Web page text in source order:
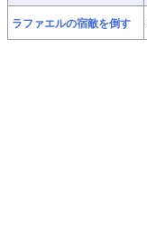
ラファエルの宿敵を倒す